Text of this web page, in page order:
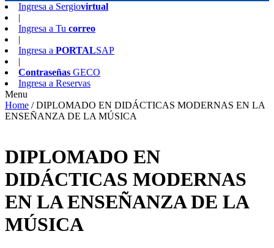
Ingresa a Sergiovirtual
|
Ingresa a Tu correo
|
Ingresa a PORTALSAP
|
Contraseñas GECO
Ingresa a Reservas
Menu
Home /DIPLOMADO EN DIDÁCTICAS MODERNAS EN LA
ENSEÑANZA DE LA MÚSICA
DIPLOMADO EN
DIDÁCTICAS MODERNAS
EN LA ENSEÑANZA DE LA
MÚSICA